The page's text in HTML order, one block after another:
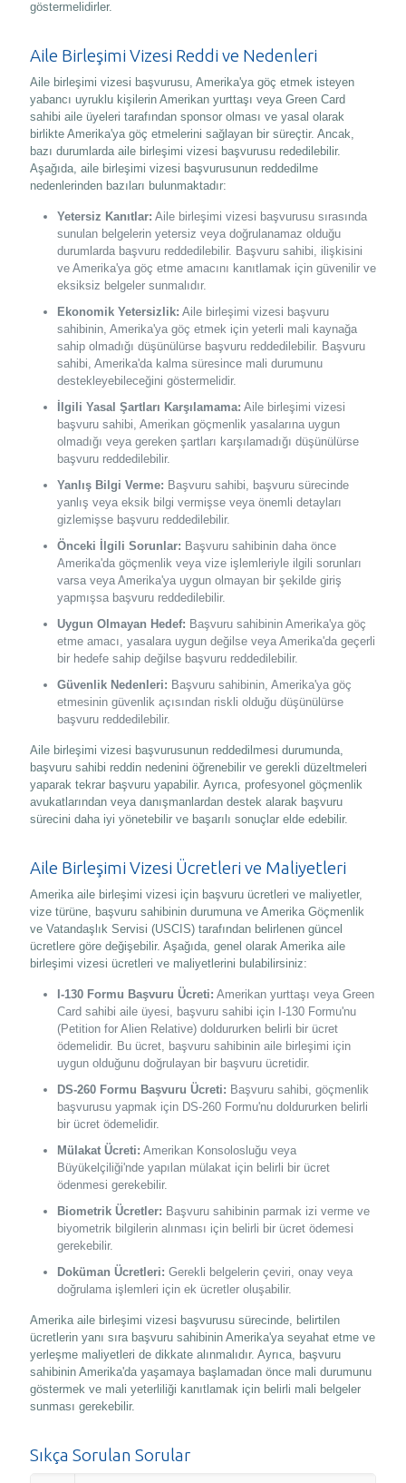
göstermelidirler.
Aile Birleşimi Vizesi Reddi ve Nedenleri
Aile birleşimi vizesi başvurusu, Amerika'ya göç etmek isteyen
yabancı uyruklu kişilerin Amerikan yurttaşı veya Green Card
sahibi aile üyeleri tarafından sponsor olması ve yasal olarak
birlikte Amerika'ya göç etmelerini sağlayan bir süreçtir. Ancak,
bazı durumlarda aile birleşimi vizesi başvurusu rededilebilir.
Aşağıda, aile birleşimi vizesi başvurusunun reddedilme
nedenlerinden bazıları bulunmaktadır:
Yetersiz Kanıtlar: Aile birleşimi vizesi başvurusu sırasında
sunulan belgelerin yetersiz veya doğrulanamaz olduğu
durumlarda başvuru reddedilebilir. Başvuru sahibi, ilişkisini
ve Amerika'ya göç etme amacını kanıtlamak için güvenilir ve
eksiksiz belgeler sunmalıdır.
Ekonomik Yetersizlik: Aile birleşimi vizesi başvuru
sahibinin, Amerika'ya göç etmek için yeterli mali kaynağa
sahip olmadığı düşünülürse başvuru reddedilebilir. Başvuru
sahibi, Amerika'da kalma süresince mali durumunu
destekleyebileceğini göstermelidir.
İlgili Yasal Şartları Karşılamama: Aile birleşimi vizesi
başvuru sahibi, Amerikan göçmenlik yasalarına uygun
olmadığı veya gereken şartları karşılamadığı düşünülürse
başvuru reddedilebilir.
Yanlış Bilgi Verme: Başvuru sahibi, başvuru sürecinde
yanlış veya eksik bilgi vermişse veya önemli detayları
gizlemişse başvuru reddedilebilir.
Önceki İlgili Sorunlar: Başvuru sahibinin daha önce
Amerika'da göçmenlik veya vize işlemleriyle ilgili sorunları
varsa veya Amerika'ya uygun olmayan bir şekilde giriş
yapmışsa başvuru reddedilebilir.
Uygun Olmayan Hedef: Başvuru sahibinin Amerika'ya göç
etme amacı, yasalara uygun değilse veya Amerika'da geçerli
bir hedefe sahip değilse başvuru reddedilebilir.
Güvenlik Nedenleri: Başvuru sahibinin, Amerika'ya göç
etmesinin güvenlik açısından riskli olduğu düşünülürse
başvuru reddedilebilir.
Aile birleşimi vizesi başvurusunun reddedilmesi durumunda,
başvuru sahibi reddin nedenini öğrenebilir ve gerekli düzeltmeleri
yaparak tekrar başvuru yapabilir. Ayrıca, profesyonel göçmenlik
avukatlarından veya danışmanlardan destek alarak başvuru
sürecini daha iyi yönetebilir ve başarılı sonuçlar elde edebilir.
Aile Birleşimi Vizesi Ücretleri ve Maliyetleri
Amerika aile birleşimi vizesi için başvuru ücretleri ve maliyetler,
vize türüne, başvuru sahibinin durumuna ve Amerika Göçmenlik
ve Vatandaşlık Servisi (USCIS) tarafından belirlenen güncel
ücretlere göre değişebilir. Aşağıda, genel olarak Amerika aile
birleşimi vizesi ücretleri ve maliyetlerini bulabilirsiniz:
I-130 Formu Başvuru Ücreti: Amerikan yurttaşı veya Green
Card sahibi aile üyesi, başvuru sahibi için I-130 Formu'nu
(Petition for Alien Relative) doldururken belirli bir ücret
ödemelidir. Bu ücret, başvuru sahibinin aile birleşimi için
uygun olduğunu doğrulayan bir başvuru ücretidir.
DS-260 Formu Başvuru Ücreti: Başvuru sahibi, göçmenlik
başvurusu yapmak için DS-260 Formu'nu doldururken belirli
bir ücret ödemelidir.
Mülakat Ücreti: Amerikan Konsolosluğu veya
Büyükelçiliği'nde yapılan mülakat için belirli bir ücret
ödenmesi gerekebilir.
Biometrik Ücretler: Başvuru sahibinin parmak izi verme ve
biyometrik bilgilerin alınması için belirli bir ücret ödemesi
gerekebilir.
Doküman Ücretleri: Gerekli belgelerin çeviri, onay veya
doğrulama işlemleri için ek ücretler oluşabilir.
Amerika aile birleşimi vizesi başvurusu sürecinde, belirtilen
ücretlerin yanı sıra başvuru sahibinin Amerika'ya seyahat etme ve
yerleşme maliyetleri de dikkate alınmalıdır. Ayrıca, başvuru
sahibinin Amerika'da yaşamaya başlamadan önce mali durumunu
göstermek ve mali yeterliliği kanıtlamak için belirli mali belgeler
sunması gerekebilir.
Sıkça Sorulan Sorular